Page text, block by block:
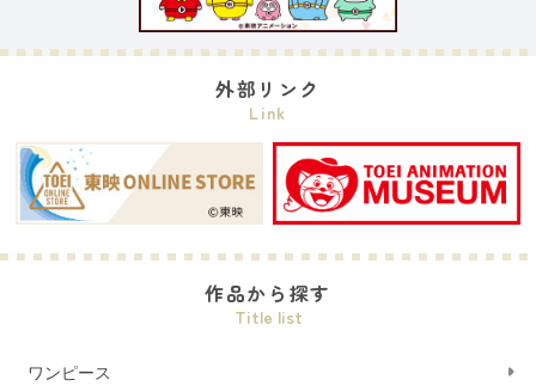
外部リンク
Link
作品から探す
Title list
ワンピース